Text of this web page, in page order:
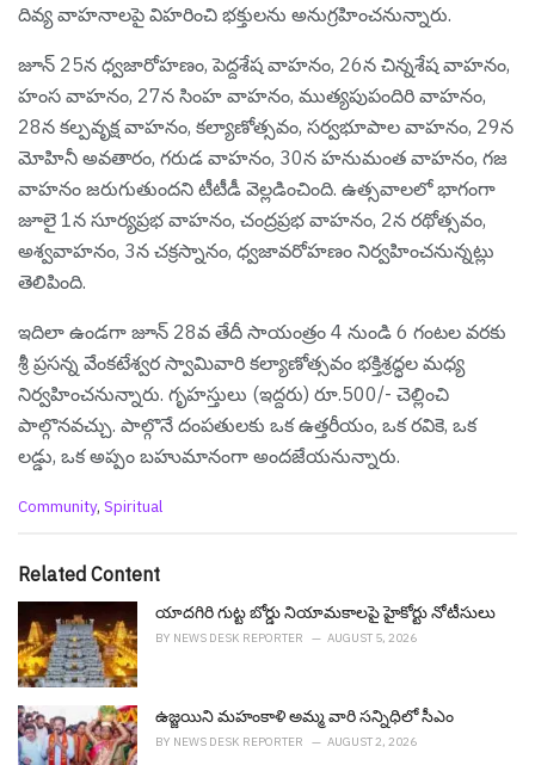
దివ్య వాహనాలపై విహరించి భక్తులను అనుగ్రహించనున్నారు.
జూన్ 25న ధ్వజారోహణం, పెద్దశేష వాహనం, 26న చిన్నశేష వాహనం,
హంస వాహనం, 27న సింహ వాహనం, ముత్యపుపందిరి వాహనం,
28న‌ కల్పవృక్ష వాహనం, కల్యాణోత్సవం, సర్వభూపాల వాహనం, 29న
మోహినీ అవతారం, గరుడ వాహనం, 30న హనుమంత వాహనం, గజ
వాహనం జరుగుతుంద‌ని టీటీడీ వెల్ల‌డించింది. ఉత్స‌వాల‌లో భాగంగా
జూలై 1న‌ సూర్యప్రభ వాహనం, చంద్రప్రభ వాహనం, 2న రథోత్సవం,
అశ్వవాహనం, 3న చక్రస్నానం, ధ్వజావరోహణం నిర్వ‌హించ‌నున్న‌ట్లు
తెలిపింది.
ఇదిలా ఉండ‌గా జూన్ 28వ తేదీ సాయంత్రం 4 నుండి 6 గంటల వరకు
శ్రీ ప్రసన్న వేంకటేశ్వర స్వామివారి కల్యాణోత్సవం భక్తిశ్రద్ధల మధ్య
నిర్వహించనున్నారు. గృహస్తులు (ఇద్దరు) రూ.500/- చెల్లించి
పాల్గొనవచ్చు. పాల్గొనే దంపతులకు ఒక ఉత్తరీయం, ఒక రవికె, ఒక
లడ్డు, ఒక అప్పం బహుమానంగా అందజేయనున్నారు.
C
e
r
i
e
:
Community, Spiritual
Related Content
యాదగిరి గుట్ట బోర్డు నియామ‌కాల‌పై హైకోర్టు నోటీసులు
BY NEWS DESK REPORTER AUGUST 5, 2026
ఉజ్జ‌యిని మ‌హంకాళి అమ్మ వారి స‌న్నిధిలో సీఎం
BY NEWS DESK REPORTER AUGUST 2, 2026